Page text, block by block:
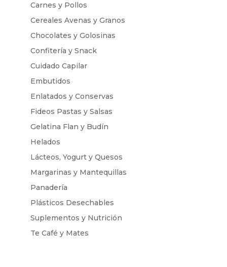
Carnes y Pollos
Cereales Avenas y Granos
Chocolates y Golosinas
Confitería y Snack
Cuidado Capilar
Embutidos
Enlatados y Conservas
Fideos Pastas y Salsas
Gelatina Flan y Budín
Helados
Lácteos, Yogurt y Quesos
Margarinas y Mantequillas
Panadería
Plásticos Desechables
Suplementos y Nutrición
Te Café y Mates